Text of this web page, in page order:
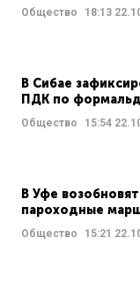
Общество 18:13
В Сибае
ПДК по
Общество 15:54
В Уфе
пароходные
Общество 15:21